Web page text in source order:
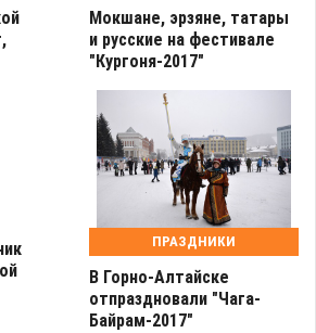
Мокшане, эрзяне, татары
и русские на фестивале
"Кургоня-2017"
ПРАЗДНИКИ
В Горно-Алтайске
отпраздновали "Чага-
Байрам-2017"